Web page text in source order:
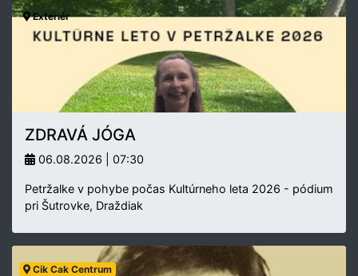
Exteriér
ZDRAVÁ JÓGA
06.08.2026 | 07:30
Petržalke v pohybe počas Kultúrneho leta 2026 - pódium
pri Šutrovke, Draždiak
Cik Cak Centrum